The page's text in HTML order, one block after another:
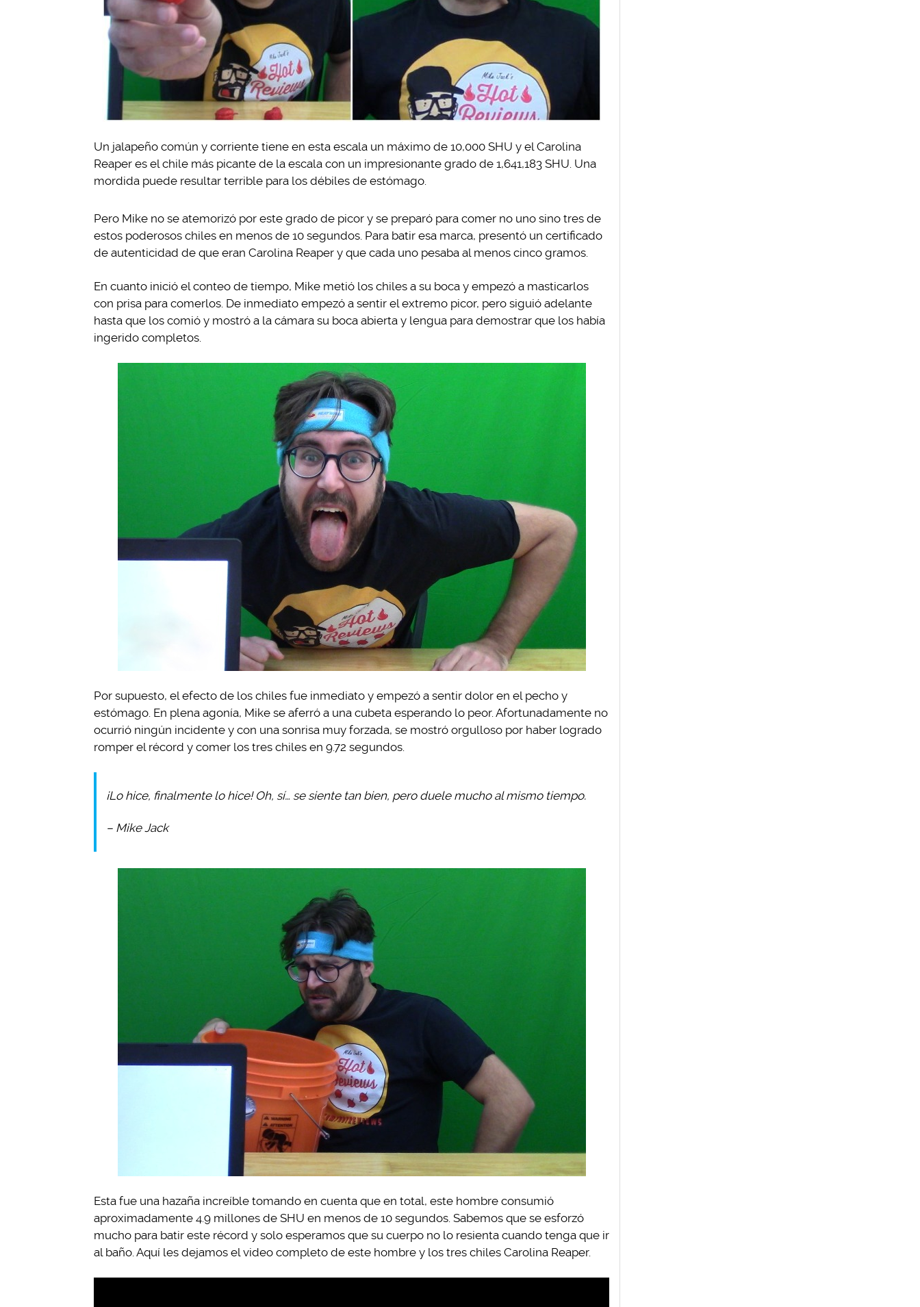
Un jalapeño común y corriente tiene en esta escala un máximo de 10,000 SHU y el Carolina
Reaper es el chile más picante de la escala con un impresionante grado de 1,641,183 SHU. Una
mordida puede resultar terrible para los débiles de estómago.
Pero Mike no se atemorizó por este grado de picor y se preparó para comer no uno sino tres de
estos poderosos chiles en menos de 10 segundos. Para batir esa marca, presentó un certificado
de autenticidad de que eran Carolina Reaper y que cada uno pesaba al menos cinco gramos.
En cuanto inició el conteo de tiempo, Mike metió los chiles a su boca y empezó a masticarlos
con prisa para comerlos. De inmediato empezó a sentir el extremo picor, pero siguió adelante
hasta que los comió y mostró a la cámara su boca abierta y lengua para demostrar que los había
ingerido completos.
Por supuesto, el efecto de los chiles fue inmediato y empezó a sentir dolor en el pecho y
estómago. En plena agonía, Mike se aferró a una cubeta esperando lo peor. Afortunadamente no
ocurrió ningún incidente y con una sonrisa muy forzada, se mostró orgulloso por haber logrado
romper el récord y comer los tres chiles en 9.72 segundos.
¡Lo hice, finalmente lo hice! Oh, sí… se siente tan bien, pero duele mucho al mismo tiempo.
– Mike Jack
Esta fue una hazaña increíble tomando en cuenta que en total, este hombre consumió
aproximadamente 4.9 millones de SHU en menos de 10 segundos. Sabemos que se esforzó
mucho para batir este récord y solo esperamos que su cuerpo no lo resienta cuando tenga que ir
al baño. Aquí les dejamos el video completo de este hombre y los tres chiles Carolina Reaper.